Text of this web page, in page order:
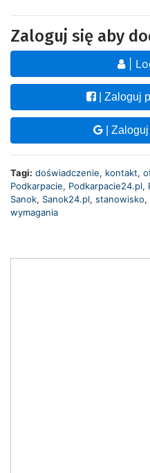
Zaloguj się aby
|
| Zaloguj
| Zaloguj
Tagi: doświadczenie, kontakt,
Podkarpacie, Podkarpacie24.pl,
Sanok, Sanok24.pl, stanowisko,
wymagania